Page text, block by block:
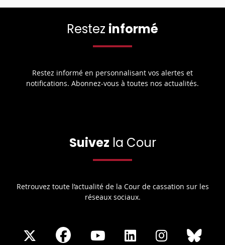
Restez informé
Restez informé en personnalisant vos alertes et
notifications. Abonnez-vous à toutes nos actualités.
Suivez la Cour
Retrouvez toute l’actualité de la Cour de cassation sur les
réseaux sociaux.
ShareShare
Share
Share
Share